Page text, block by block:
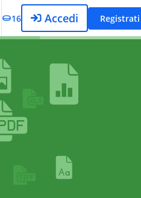
16 Accedi Registrati